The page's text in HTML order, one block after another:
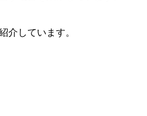
介しています。